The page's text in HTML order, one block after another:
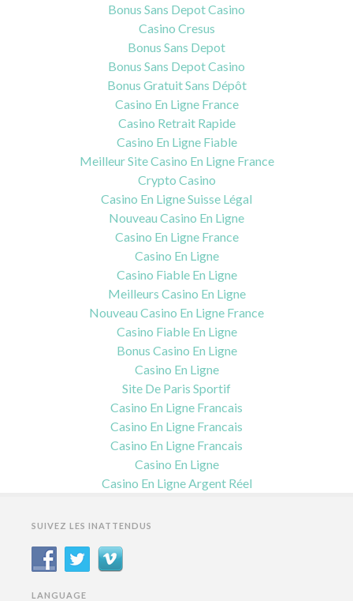
Bonus Sans Depot Casino
Casino Cresus
Bonus Sans Depot
Bonus Sans Depot Casino
Bonus Gratuit Sans Dépôt
Casino En Ligne France
Casino Retrait Rapide
Casino En Ligne Fiable
Meilleur Site Casino En Ligne France
Crypto Casino
Casino En Ligne Suisse Légal
Nouveau Casino En Ligne
Casino En Ligne France
Casino En Ligne
Casino Fiable En Ligne
Meilleurs Casino En Ligne
Nouveau Casino En Ligne France
Casino Fiable En Ligne
Bonus Casino En Ligne
Casino En Ligne
Site De Paris Sportif
Casino En Ligne Francais
Casino En Ligne Francais
Casino En Ligne Francais
Casino En Ligne
Casino En Ligne Argent Réel
SUIVEZ LES INATTENDUS
LANGUAGE